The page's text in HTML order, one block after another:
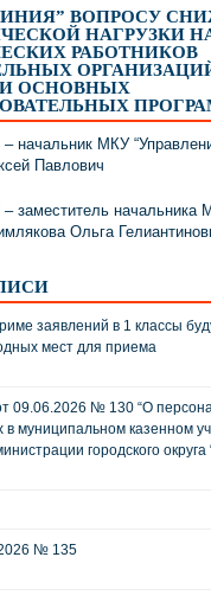
ВОПРОСУ
НАГРУЗКИ
РАБОТНИКОВ
ОСНОВНЫХ
начальник МКУ
Павлович
– заместитель начальника
Ольга
заявлений в 1 классы
мест для приема
09.06.2026 № 130 “О
муниципальном казенном
городского округа
№ 135